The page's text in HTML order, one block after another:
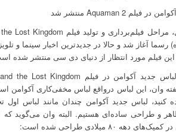
آغاز شد و حالا در جدیدترین اخبار سینما و
این فیلم مورد انتظار از دنیای دی سی منتشر شده
وان، این لباس درواقع لباس مخفی‌کاری آکوامن
کنید، لباس جدید آکوامن چندان مانند لباس اول
و طراحی ساده‌ای هستیم. البته وان می‌گوید که
۸۰ میلادی طراحی شده است: